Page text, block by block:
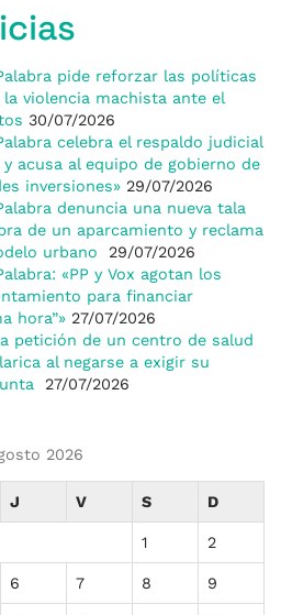
pide reforzar las políticas
violencia machista ante el
30/07/2026
celebra el respaldo judicial
acusa al equipo de gobierno de
inversiones» 29/07/2026
denuncia una nueva tala
de un aparcamiento y reclama
urbano
29/07/2026
«PP y Vox agotan los
para financiar
hora”» 27/07/2026
petición de un centro de salud
al negarse a exigir su
27/07/2026
2026
J V S D
1 2
6 7 8 9